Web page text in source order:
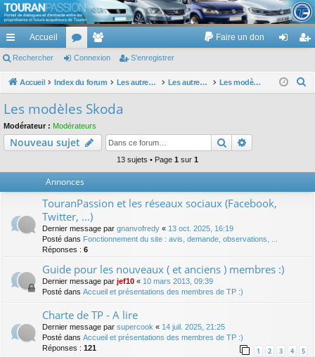
TouranPassion
Le forum des propriétaires ou futurs acquéreurs du Volkswagen Touran
cc
ès
pi
de
Accueil
or
u
e
m
Faire un don
ne nr
Rechercher Connexion S’enregistrer
Accueil Index du forum Les autres voitures et ce qui touche à la voiture Les autres modèles du groupe VW Les modèles Skoda
c
Les modèles Skoda
Modérateur : Modérateurs
Nouveau sujet Rechercher
13 sujets • Page 1 sur 1
Annonces
TouranPassion et les réseaux sociaux (Facebook,
Twitter, ...)
Dernier message par gnanvofredy « 13 oct. 2025, 16:19
Posté dans Fonctionnement du site : avis, demande, observations, ...
Réponses : 6
Guide pour les nouveaux ( et anciens ) membres :)
Dernier message par jef10 « 10 mars 2013, 09:39
Posté dans Accueil et présentations des membres de TP :)
Charte de TP - A lire
Dernier message par supercook « 14 juil. 2025, 21:25
Posté dans Accueil et présentations des membres de TP :)
Réponses : 121 1 2 3 4 5